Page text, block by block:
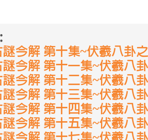
謎今解 第十集~伏羲八卦
謎今解 第十一集~伏羲八
謎今解 第十二集~伏羲八
謎今解 第十三集~伏羲八
謎今解 第十四集~伏羲八
謎今解 第十五集~伏羲八
謎今解 第十七集~伏羲八